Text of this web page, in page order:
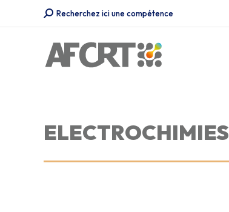
Recherche
Recherchez ici une compétence
ELECTROCHIMIES